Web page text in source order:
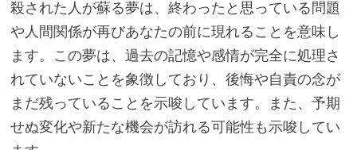
殺された人が蘇る夢は、終わったと思っている問題
や人間関係が再びあなたの前に現れることを意味し
ます。この夢は、過去の記憶や感情が完全に処理さ
れていないことを象徴しており、後悔や自責の念が
まだ残っていることを示唆しています。また、予期
せぬ変化や新たな機会が訪れる可能性も示唆してい